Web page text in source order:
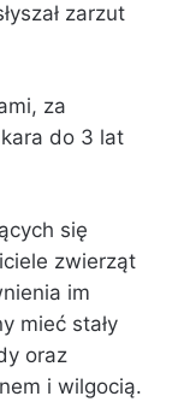
zarzut
za
do 3 lat
się
zwierząt
im
mieć stały
oraz
i wilgocią.